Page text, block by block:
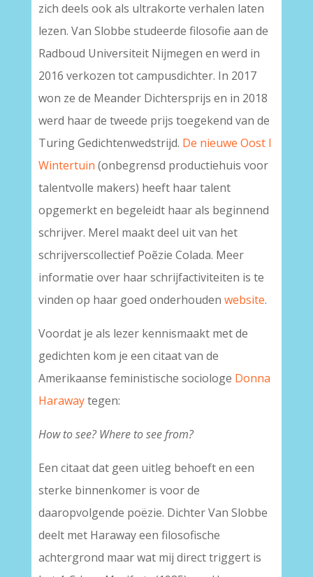
zich deels ook als ultrakorte verhalen laten
lezen. Van Slobbe studeerde filosofie aan de
Radboud Universiteit Nijmegen en werd in
2016 verkozen tot campusdichter. In 2017
won ze de Meander Dichtersprijs en in 2018
werd haar de tweede prijs toegekend van de
Turing Gedichtenwedstrijd. De nieuwe Oost І
Wintertuin (onbegrensd productiehuis voor
talentvolle makers) heeft haar talent
opgemerkt en begeleidt haar als beginnend
schrijver. Merel maakt deel uit van het
schrijverscollectief Poẽzie Colada. Meer
informatie over haar schrijfactiviteiten is te
vinden op haar goed onderhouden website.
Voordat je als lezer kennismaakt met de
gedichten kom je een citaat van de
Amerikaanse feministische sociologe Donna
Harawaytegen:
How to see? Where to see from?
Een citaat dat geen uitleg behoeft en een
sterke binnenkomer is voor de
daaropvolgende poëzie. Dichter Van Slobbe
deelt met Haraway een filosofische
achtergrond maar wat mij direct triggert is